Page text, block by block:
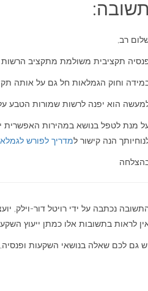
תשובה:
רב,
תקציבית משולמת מתקציב הרשות הממשלתית . על מנת לקבל את מלוא ה-70% עליך
וחוק הגמלאות חל גם על אותה
הוא יפנה לרשות שמורות הטבע
מנת לטפל בנושא במהירות האפשרית
הנה קישור למדריך לפורש
נכתבה על ידי רויטל דור-וילק,
לראות בתשובות אלו כמתן ייעוץ
גם לכם שאלה בנושאי השקעות